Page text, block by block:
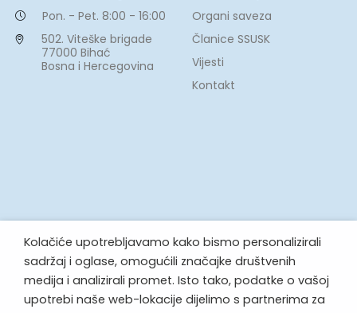
Pon. - Pet. 8:00 - 16:00
502. Viteške brigade
77000 Bihać
Bosna i Hercegovina
Organi saveza
Članice SSUSK
Vijesti
Kontakt
Kolačiće upotrebljavamo kako bismo personalizirali
sadržaj i oglase, omogućili značajke društvenih
medija i analizirali promet. Isto tako, podatke o vašoj
upotrebi naše web-lokacije dijelimo s partnerima za